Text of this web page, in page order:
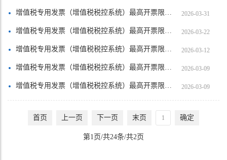
增值税专用发票（增值税税控系统）最高开票限额审批【武江区嘉长建材经营部】 2026-03-31
增值税专用发票（增值税税控系统）最高开票限额审批【韶关市曲江区沐华信息咨询服务部…… 2026-03-22
增值税专用发票（增值税税控系统）最高开票限额审批【韶关朗辰环境科技有限公司】 2026-03-12
增值税专用发票（增值税税控系统）最高开票限额审批【武江区千鱼和贸易商行（个体工商户）】 2026-03-09
增值税专用发票（增值税税控系统）最高开票限额审批【韶关市仁化县长江镇温游家政服务…… 2026-03-09
首页 上一页 下一页 末页 确定
第1页/共24条/共2页